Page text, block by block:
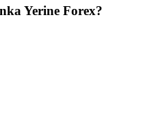
Yerine Forex?